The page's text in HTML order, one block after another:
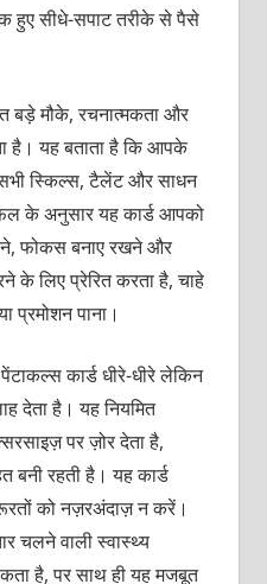
हुए सीधे-सपाट तरीके से पैसे
बड़े मौके, रचनात्मकता और
है। यह बताता है कि आपके
स्किल्स, टैलेंट और साधन
के अनुसार यह कार्ड आपको
फोकस बनाए रखने और
के लिए प्रेरित करता है, चाहे
प्रमोशन पाना।
कार्ड धीरे-धीरे लेकिन
देता है। यह नियमित
पर ज़ोर देता है,
रहती है। यह कार्ड
को नज़रअंदाज़ न करें।
चलने वाली स्वास्थ्य
है, पर साथ ही यह मजबूत